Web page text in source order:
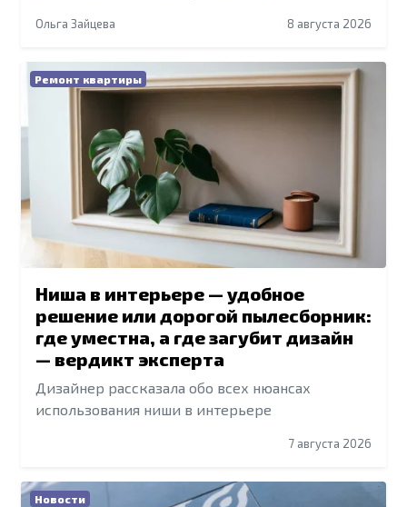
Ольга Зайцева 8 августа 2026
Ремонт квартиры
Ниша в интерьере — удобное
решение или дорогой пылесборник:
где уместна, а где загубит дизайн
— вердикт эксперта
Дизайнер рассказала обо всех нюансах
использования ниши в интерьере
7 августа 2026
Новости